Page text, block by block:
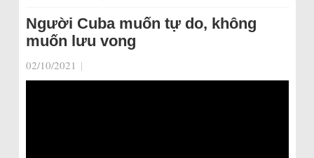
Người Cuba muốn tự do, không
muốn lưu vong
02/10/2021 |